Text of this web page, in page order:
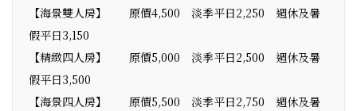
【海景雙人房】 原價4,500 淡季平日2,250 週休及暑
假平日3,150
【精緻四人房】 原價5,000 淡季平日2,500 週休及暑
假平日3,500
【海景四人房】 原價5,500 淡季平日2,750 週休及暑